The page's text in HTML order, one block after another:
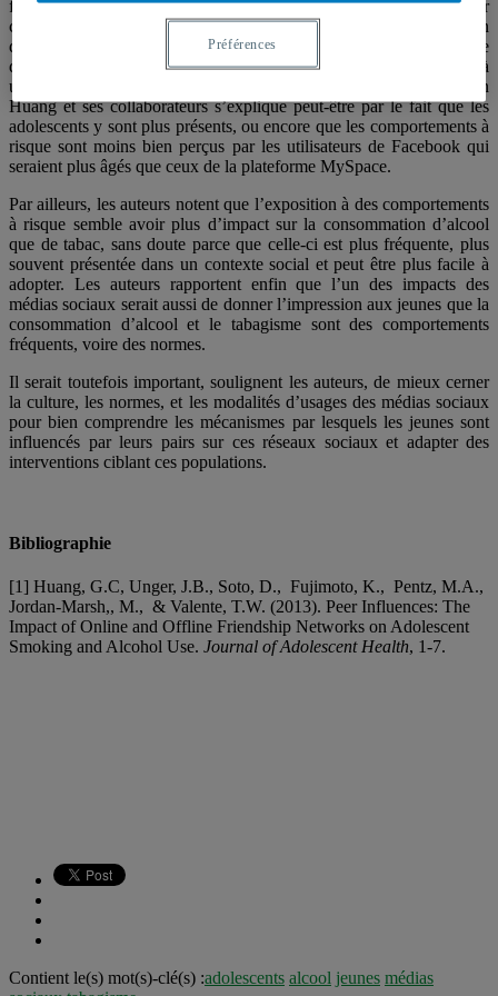
fêtes avec consommation d’alcool visible, lire des commentaires sur
ces soirées) aurait un impact significatif sur la consommation
d’alcool et de tabac des jeunes à l’étude. L’utilisation plus spécifique
de MySpace (par rapport à Facebook notamment) serait associée à
une consommation d’alcool accrue chez les jeunes, ce qui selon
Huang et ses collaborateurs s’explique peut-être par le fait que les
adolescents y sont plus présents, ou encore que les comportements à
risque sont moins bien perçus par les utilisateurs de Facebook qui
seraient plus âgés que ceux de la plateforme MySpace.
Par ailleurs, les auteurs notent que l’exposition à des comportements
à risque semble avoir plus d’impact sur la consommation d’alcool
que de tabac, sans doute parce que celle-ci est plus fréquente, plus
souvent présentée dans un contexte social et peut être plus facile à
adopter. Les auteurs rapportent enfin que l’un des impacts des
médias sociaux serait aussi de donner l’impression aux jeunes que la
consommation d’alcool et le tabagisme sont des comportements
fréquents, voire des normes.
Il serait toutefois important, soulignent les auteurs, de mieux cerner
la culture, les normes, et les modalités d’usages des médias sociaux
pour bien comprendre les mécanismes par lesquels les jeunes sont
influencés par leurs pairs sur ces réseaux sociaux et adapter des
interventions ciblant ces populations.
Bibliographie
[1] Huang, G.C, Unger, J.B., Soto, D., Fujimoto, K., Pentz, M.A.,
Jordan-Marsh,, M., & Valente, T.W. (2013). Peer Influences: The
Impact of Online and Offline Friendship Networks on Adolescent
Smoking and Alcohol Use. Journal of Adolescent Health, 1-7.
Contient le(s) mot(s)-clé(s) :adolescents alcool jeunes médias
Préférences